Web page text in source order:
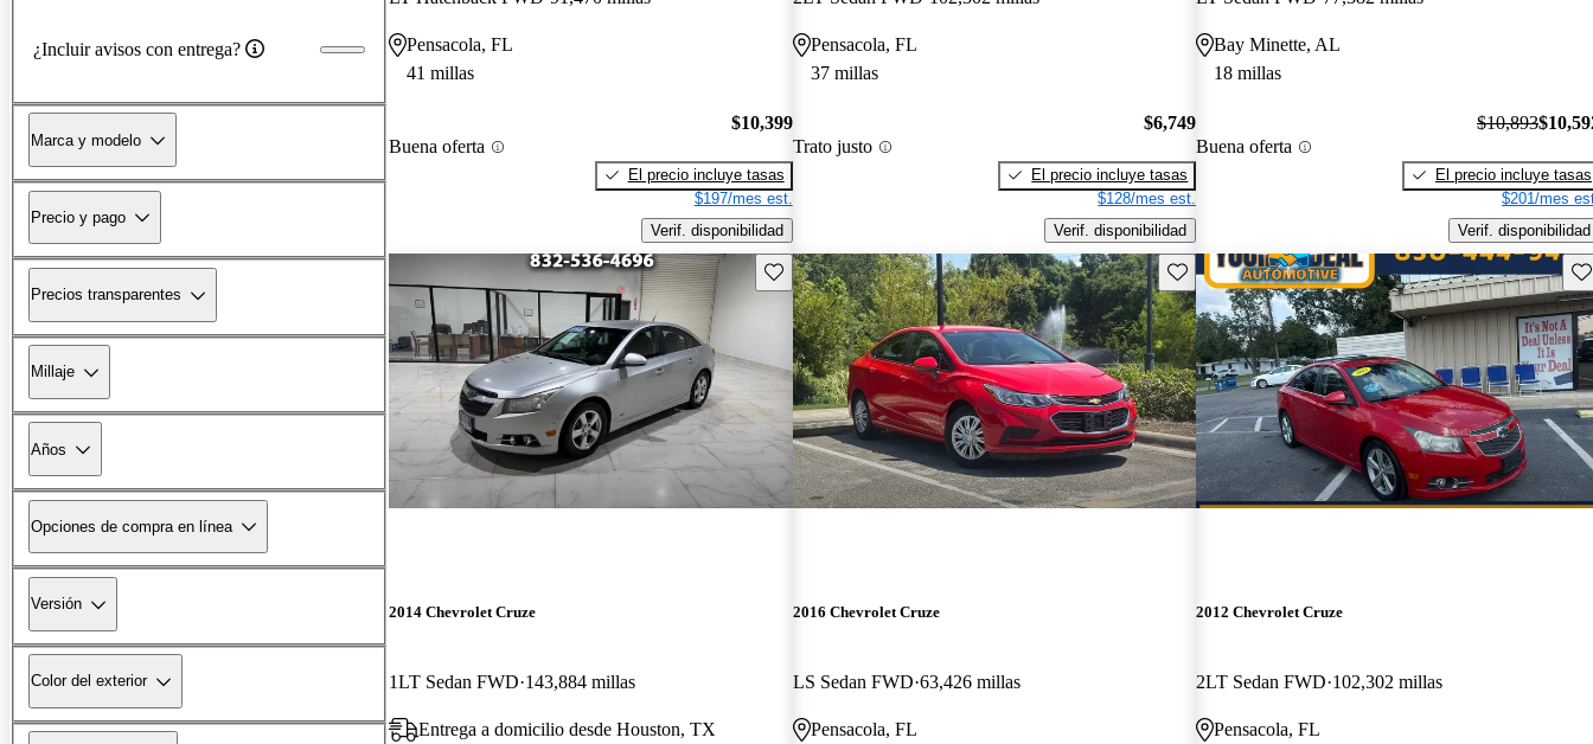
¿Incluir avisos con entrega?
Marca y modelo
Precio y pago
Precios transparentes
Millaje
Años
Opciones de compra en línea
Versión
Color del exterior
Pensacola, FL
41 millas
Buena oferta
$10,399
El precio incluye tasas
$197/mes est.
Verif. disponibilidad
Pensacola, FL
37 millas
Trato justo
$6,749
El precio incluye tasas
$128/mes est.
Verif. disponibilidad
Bay Minette, AL
18 millas
Buena oferta
$10,893
El precio incluye tasas
$201/mes
Verif. disponibilidad
Guarda este Aviso
2014 Chevrolet Cruze
1LT Sedan FWD 143,884 millas
Entrega a domicilio desde Houston, TX
Guarda este Aviso
2016 Chevrolet Cruze
LS Sedan FWD 63,426 millas
Pensacola, FL
2012 Chevrolet Cruze
2LT Sedan FWD 102,302 millas
Pensacola, FL